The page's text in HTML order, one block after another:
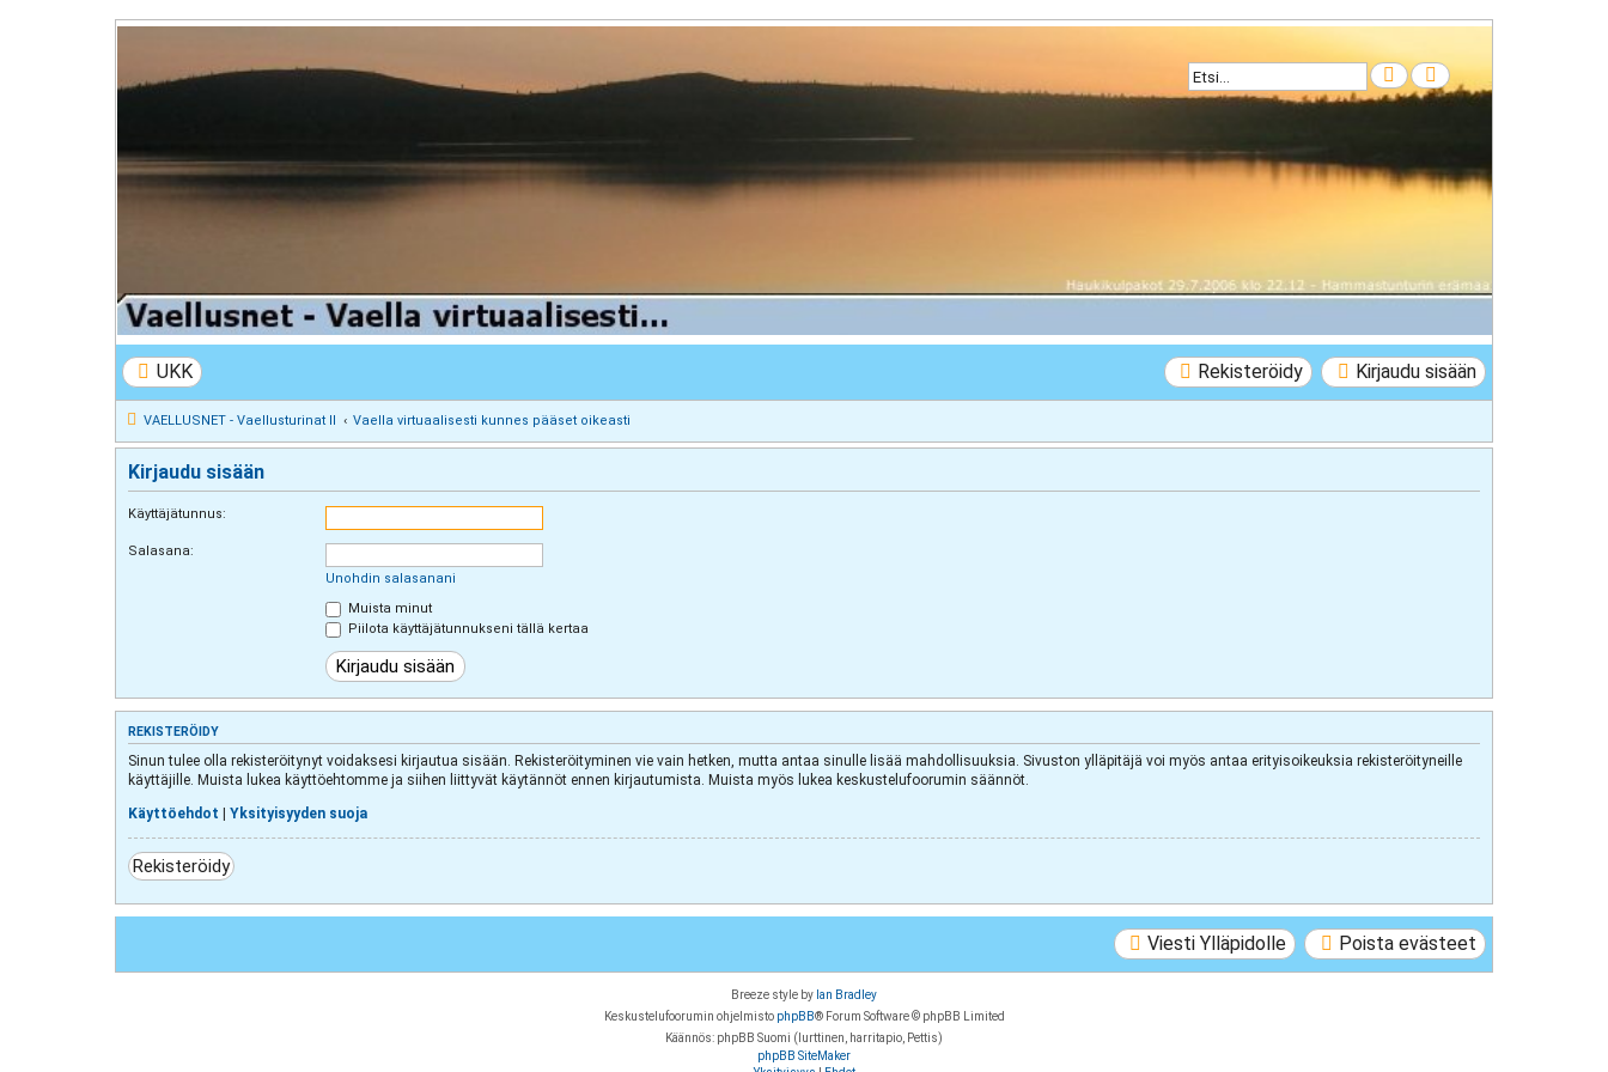
Etsi Tarkennettu haku
VAELLUSNET - Vaellusturinat II
Keskustelua vaeltamisesta ja Lapista
UKK Kirjaudu sisään
Rekisteröidy
VAELLUSNET - Vaellusturinat II Vaella virtuaalisesti kunnes pääset oikeasti
Kirjaudu sisään
Käyttäjätunnus:
Salasana:
Unohdin salasanani
Muista minut
Piilota käyttäjätunnukseni tällä kertaa
REKISTERÖIDY
Sinun tulee olla rekisteröitynyt voidaksesi kirjautua sisään. Rekisteröityminen vie vain hetken, mutta antaa sinulle lisää mahdollisuuksia. Sivuston ylläpitäjä voi myös antaa erityisoikeuksia rekisteröityneille
käyttäjille. Muista lukea käyttöehtomme ja siihen liittyvät käytännöt ennen kirjautumista. Muista myös lukea keskustelufoorumin säännöt.
Käyttöehdot | Yksityisyyden suoja
Rekisteröidy
Poista evästeet
Viesti Ylläpidolle
Breeze style by Ian Bradley
Keskustelufoorumin ohjelmisto phpBB® Forum Software © phpBB Limited
Käännös: phpBB Suomi (lurttinen, harritapio, Pettis)
phpBB SiteMaker